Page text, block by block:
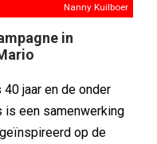
Nanny Kuilboer
in
jaar en de onder
een samenwerking
op de